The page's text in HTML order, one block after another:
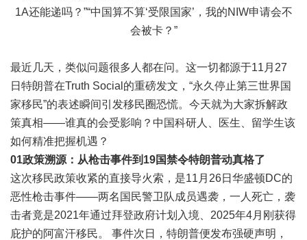
1A还能递吗？”“中国算不算‘受限国家’，我的NIW申请会不
会被卡？”
最近几天，类似问题很多人都在问。这一切都源于11月27
日特朗普在Truth Social的重磅发文，“永久停止第三世界国
家移民”的表述瞬间引发移民圈恐慌。今天就为大家拆解政
策真相——谁真的会受影响？中国科研人、医生、留学生该
如何精准把握机遇？
01政策溯源：从枪击事件到19国禁令特朗普动真格了
这次移民政策收紧的直接导火索，是11月26日华盛顿DC的
恶性枪击事件——两名国民警卫队成员遇袭，一人死亡，袭
击者竟是2021年通过拜登政府计划入境、2025年4月刚获得
庇护的阿富汗移民。 事件次日，特朗普便发布强硬声明，